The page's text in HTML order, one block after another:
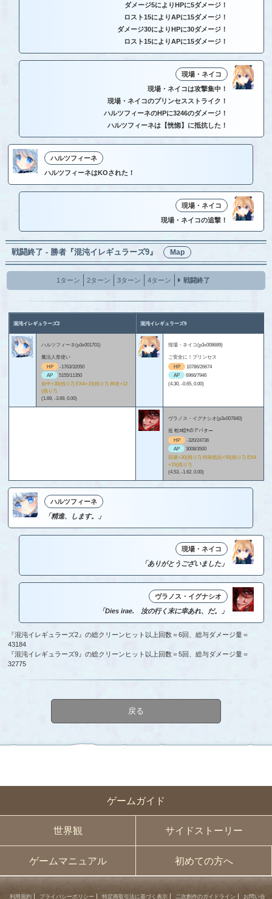
ゲームガイド
世界観 サイドストーリー
ゲームマニュアル 初めての方へ
ダメージ5によりHPに5ダメージ！
ロスト15によりAPに15ダメージ！
ダメージ30によりHPに30ダメージ！
ロスト15によりAPに15ダメージ！
現場・ネイコ
現場・ネイコは攻撃集中！
現場・ネイコのプリンセスストライク！
ハルツフィーネのHPに3246のダメージ！
ハルツフィーネは【恍惚】に抵抗した！
ハルツフィーネ
ハルツフィーネはKOされた！
現場・ネイコ
現場・ネイコの追撃！
戦闘終了 - 勝者『混沌イレギュラーズ9』 Map
1ターン 2ターン 3ターン 4ターン 戦闘終了
混沌イレギュラーズ2 混沌イレギュラーズ9
ハルツフィーネ(p3x001701)
魔法人形使い
HP
-1763/32050
AP
5155/11350
命中+30(残り7) EXA+15(残り7) 神攻+12
(残り7)
(1.69, -3.69, 0.00)
現場・ネイコ(p3x008689)
ご安全に！プリンセス
HP
10786/26674
AP
6966/7946
(4.30, -0.65, 0.00)
ヴラノス・イグナシオ(p3x007840)
逧 蛻ｺ蟷ｻのアバター
HP
-320/24736
AP
3008/3500
回避+30(残り7) 特殊抵抗+50(残り7) EXA
+15(残り7)
(4.53, -1.62, 0.00)
ハルツフィーネ
「精進、します。」
現場・ネイコ
「ありがとうございました」
ヴラノス・イグナシオ
「Dies irae. 汝の行く末に幸あれ、だ。」
『混沌イレギュラーズ2』の総クリーンヒット以上回数＝6回、総与ダメージ量＝
43184
『混沌イレギュラーズ9』の総クリーンヒット以上回数＝5回、総与ダメージ量＝
32775
戻る
利用規約 プライバシーポリシー 特定商取引法に基づく表示 二次創作のガイドライン お問い合